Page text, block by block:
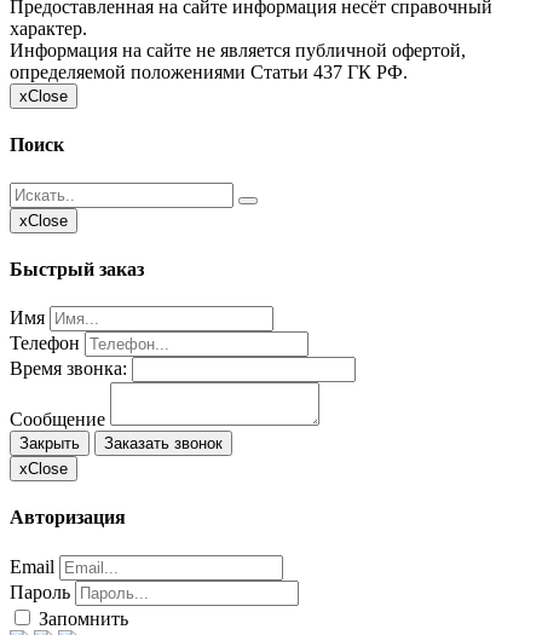
Предоставленная на сайте информация несёт справочный
характер.
Информация на сайте не является публичной офертой,
определяемой положениями Статьи 437 ГК РФ.
xClose
Поиск
xClose
Быстрый заказ
Имя
Телефон
Время звонка:
Сообщение
Закрыть
Заказать звонок
xClose
Авторизация
Email
Пароль
Запомнить